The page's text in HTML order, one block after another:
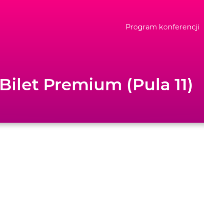
Program konferencji
Bilet Premium (Pula 11)